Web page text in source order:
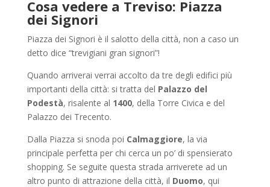
Cosa vedere a Treviso: Piazza
dei Signori
Piazza dei Signori è il salotto della città, non a caso un
detto dice “trevigiani gran signori”!
Quando arriverai verrai accolto da tre degli edifici più
importanti della città: si tratta del Palazzo del
Podestà, risalente al 1400, della Torre Civica e del
Palazzo dei Trecento.
Dalla Piazza si snoda poi Calmaggiore, la via
principale perfetta per chi cerca un po’ di spensierato
shopping. Se seguite questa strada arriverete ad un
altro punto di attrazione della città, il Duomo, qui